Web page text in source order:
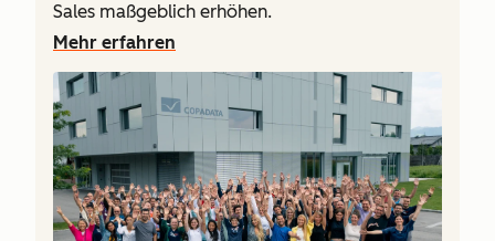
Sales maßgeblich erhöhen.
Mehr erfahren